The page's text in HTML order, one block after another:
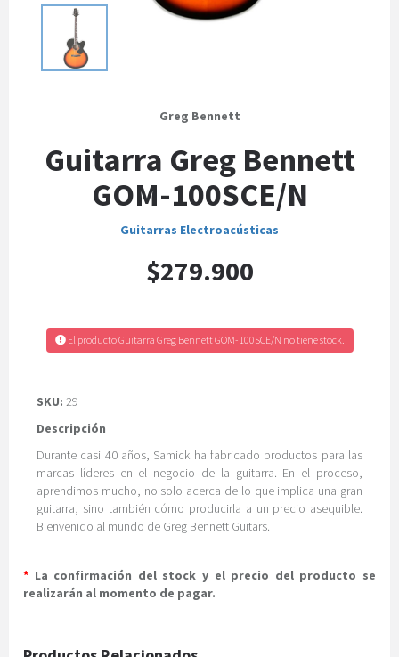
Greg Bennett
Guitarra Greg Bennett
GOM-100SCE/N
Guitarras Electroacústicas
$279.900
El producto Guitarra Greg Bennett GOM-100SCE/N no tiene stock.
SKU: 29
Descripción
Durante casi 40 años, Samick ha fabricado productos para las
marcas líderes en el negocio de la guitarra. En el proceso,
aprendimos mucho, no solo acerca de lo que implica una gran
guitarra, sino también cómo producirla a un precio asequible.
Bienvenido al mundo de Greg Bennett Guitars.
* La confirmación del stock y el precio del producto se
realizarán al momento de pagar.